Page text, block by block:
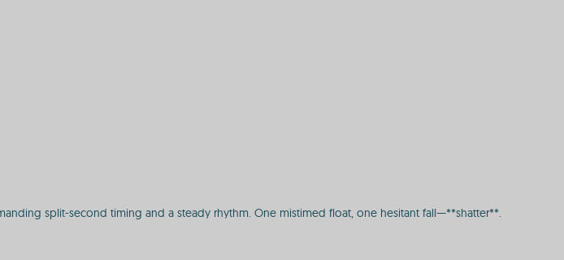
split-second timing and a steady rhythm. One mistimed float, one hesitant fall—**shatter**.